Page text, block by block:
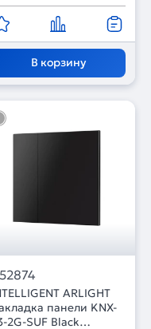
В корзину
ARLIGHT
панели KNX-
2G-SUF Black